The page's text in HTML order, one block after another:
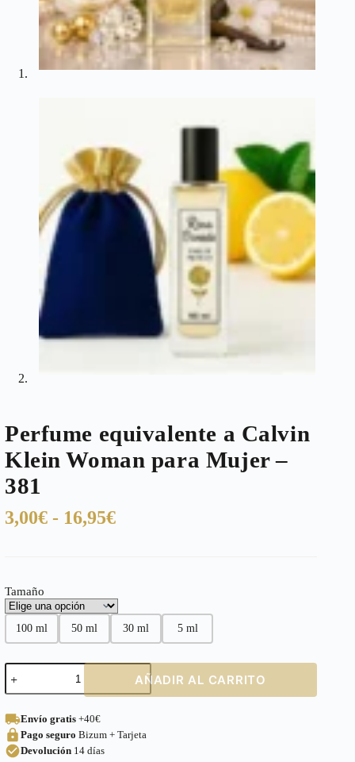
Perfume equivalente a Calvin
Klein Woman para Mujer –
381
3,00€ - 16,95€Rango
3,00€
hasta
16,95€
Tamaño
100 ml 50 ml 30 ml 5 ml
Perfume
equivalente
a
Klein
Woman
para
AÑADIR AL CARRITO
Envío gratis +40€
Pago seguro Bizum + Tarjeta
Devolución 14 días